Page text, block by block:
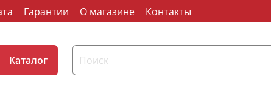
Гарантии О магазине Контакты
Каталог